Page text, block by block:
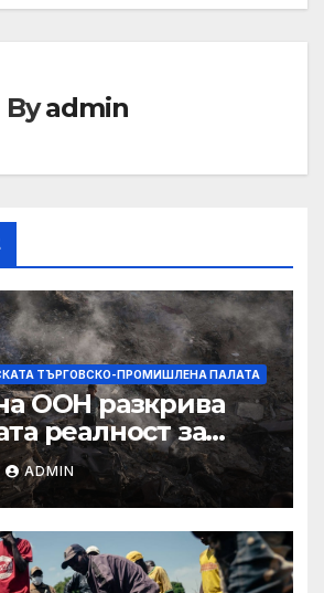
Byadmin
ТЪРГОВСКО-ПРОМИШЛЕНА ПАЛАТА
ООН разкрива
реалност за
в Газа,
бряг
ADMIN